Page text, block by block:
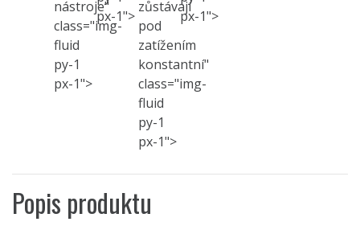
nástroje"
class="img-
fluid
py-1
px-1">
px-1">
zůstávají
pod
zatížením
konstantní"
class="img-
fluid
py-1
px-1">
px-1">
Popis produktu